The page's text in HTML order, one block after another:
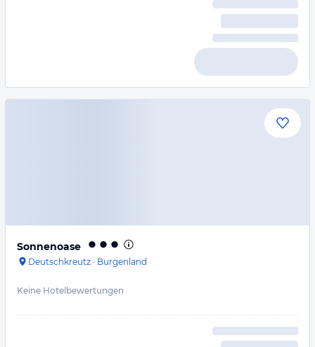
Sonnenoase
Deutschkreutz · Burgenland
Keine Hotelbewertungen